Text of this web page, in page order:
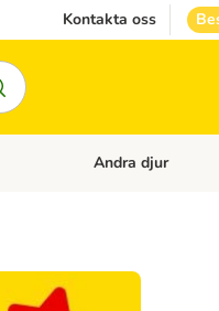
Kontakta oss
Open category
Andra djur